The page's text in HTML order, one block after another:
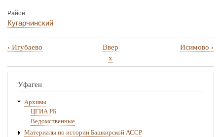
Район
Кугарчинский
Перекрёстные
ссылки
книги
для
Ижбердино
‹ Игубаево
Ввер
х
Исимово ›
Уфаген
Архивы
ЦГИА РБ
Ведомственные
Материалы по истории Башкирской АССР